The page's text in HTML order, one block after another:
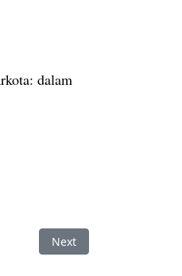
dalam
Next article: Bekam
Next